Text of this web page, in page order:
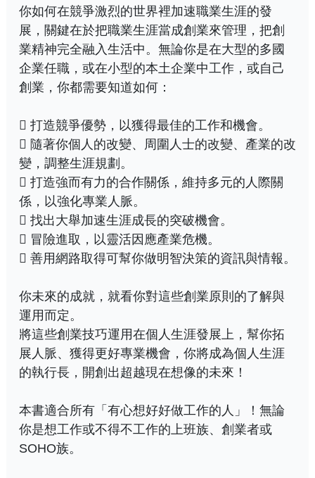
你如何在競爭激烈的世界裡加速職業生涯的發
展，關鍵在於把職業生涯當成創業來管理，把創
業精神完全融入生活中。無論你是在大型的多國
企業任職，或在小型的本土企業中工作，或自己
創業，你都需要知道如何：
 打造競爭優勢，以獲得最佳的工作和機會。
 隨著你個人的改變、周圍人士的改變、產業的改
變，調整生涯規劃。
 打造強而有力的合作關係，維持多元的人際關
係，以強化專業人脈。
 找出大舉加速生涯成長的突破機會。
 冒險進取，以靈活因應產業危機。
 善用網路取得可幫你做明智決策的資訊與情報。
你未來的成就，就看你對這些創業原則的了解與
運用而定。
將這些創業技巧運用在個人生涯發展上，幫你拓
展人脈、獲得更好專業機會，你將成為個人生涯
的執行長，開創出超越現在想像的未來！
本書適合所有「有心想好好做工作的人」！無論
你是想工作或不得不工作的上班族、創業者或
SOHO族。